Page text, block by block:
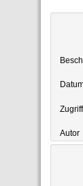
Autor